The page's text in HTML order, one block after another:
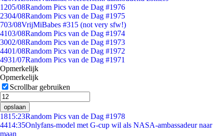
1205/08Random Pics van de Dag #1976
2304/08Random Pics van de Dag #1975
703/08VrijMiBabes #315 (not very sfw!)
4103/08Random Pics van de Dag #1974
3002/08Random Pics van de Dag #1973
4401/08Random Pics van de Dag #1972
4931/07Random Pics van de Dag #1971
Opmerkelijk
Opmerkelijk
Scrollbar gebruiken
opslaan
1815:23Random Pics van de Dag #1978
4414:35Onlyfans-model met G-cup wil als NASA-ambassadeur naar
maan